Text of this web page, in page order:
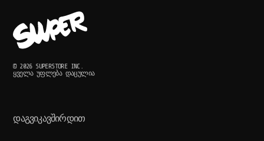
© 2026 SUPERSTORE INC.
ᲧᲕᲔᲚᲐ ᲣᲤᲚᲔᲑᲐ ᲓᲐᲪᲣᲚᲘᲐ
ᲓᲐᲒᲕᲘᲙᲐᲕᲨᲘᲠᲓᲘᲗ